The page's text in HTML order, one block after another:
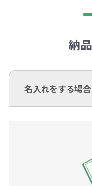
アラート
います。
※不良商
お問合せ先
0120-979-
AM10:00
相談下さ
なお、印
同じ版で
個当た
一方、数
い場合は
代の基
ございます
■ゆうち
口座名
※振り込
なりま
ご入金確
定してい
あれば
金いただ
お急ぎの
大限努力
き別途申
も複数ヶ
料頂戴す
詳細はこ
納
名入れをする場合